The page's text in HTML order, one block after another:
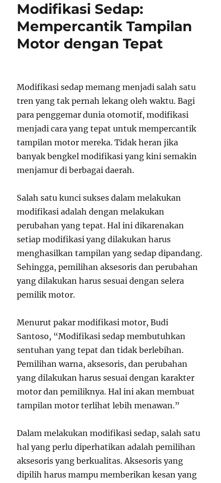
Modifikasi Sedap:
Mempercantik Tampilan
Motor dengan Tepat
Modifikasi sedap memang menjadi salah satu
tren yang tak pernah lekang oleh waktu. Bagi
para penggemar dunia otomotif, modifikasi
menjadi cara yang tepat untuk mempercantik
tampilan motor mereka. Tidak heran jika
banyak bengkel modifikasi yang kini semakin
menjamur di berbagai daerah.
Salah satu kunci sukses dalam melakukan
modifikasi adalah dengan melakukan
perubahan yang tepat. Hal ini dikarenakan
setiap modifikasi yang dilakukan harus
menghasilkan tampilan yang sedap dipandang.
Sehingga, pemilihan aksesoris dan perubahan
yang dilakukan harus sesuai dengan selera
pemilik motor.
Menurut pakar modifikasi motor, Budi
Santoso, “Modifikasi sedap membutuhkan
sentuhan yang tepat dan tidak berlebihan.
Pemilihan warna, aksesoris, dan perubahan
yang dilakukan harus sesuai dengan karakter
motor dan pemiliknya. Hal ini akan membuat
tampilan motor terlihat lebih menawan.”
Dalam melakukan modifikasi sedap, salah satu
hal yang perlu diperhatikan adalah pemilihan
aksesoris yang berkualitas. Aksesoris yang
dipilih harus mampu memberikan kesan yang